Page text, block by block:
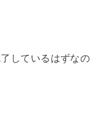
しているはずなの